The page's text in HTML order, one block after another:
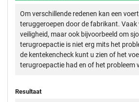
Om verschillende redenen kan een
teruggeroepen door de fabrikant. Vaak
veiligheid, maar ook bijvoorbeeld om
terugroepactie is niet erg mits het
de kentekencheck kunt u zien of het
terugroepactie had en of het probleem
Resultaat